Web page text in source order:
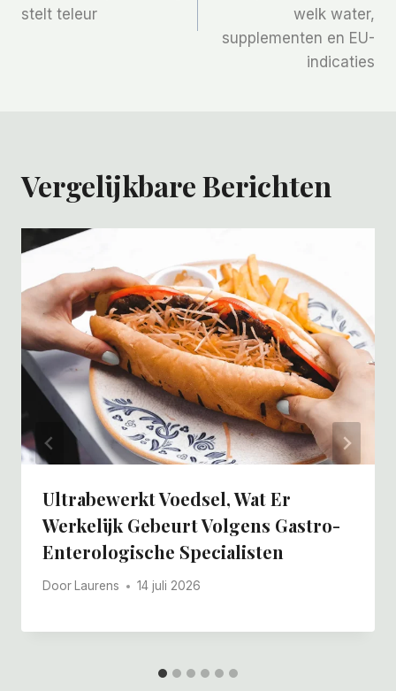
stelt teleur
welk water,
supplementen en EU-
indicaties
Vergelijkbare Berichten
Ultrabewerkt Voedsel, Wat Er
Werkelijk Gebeurt Volgens Gastro-
Enterologische Specialisten
Door Laurens 14 juli 2026